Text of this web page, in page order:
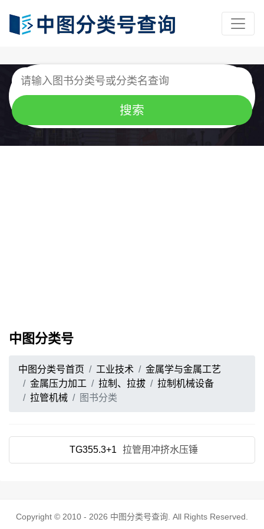
中图分类号
中图分类号首页 工业技术
金属学与金属工艺
金属压力加工
拉制、拉拔
拉制机械设备
拉管机械
图书分类
TG355.3+1 拉管用冲挤水压锤
Copyright © 2010 - 2026 中图分类号查询 . All Rights Reserved.